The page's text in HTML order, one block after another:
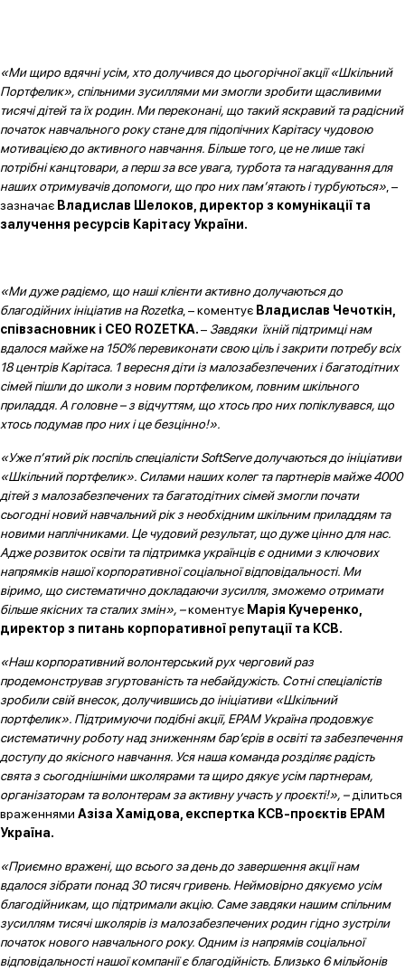
«Ми щиро вдячні усім, хто долучився до цьогорічної акції «Шкільний
Портфелик», спільними зусиллями ми змогли зробити щасливими
тисячі дітей та їх родин. Ми переконані, що такий яскравий та радісний
початок навчального року стане для підопічних Карітасу чудовою
мотивацією до активного навчання. Більше того, це не лише такі
потрібні канцтовари, а перш за все увага, турбота та нагадування для
наших отримувачів допомоги, що про них пам’ятають і турбуються» , –
зазначає Владислав Шелоков, директор з комунікації та
залучення ресурсів Карітасу України.
«Ми дуже радіємо, що наші клієнти активно долучаються до
благодійних ініціатив на Rozetka, – коментує Владислав Чечоткін,
співзасновник і CEO ROZETKA.– Завдяки їхній підтримці нам
вдалося майже на 150% перевиконати свою ціль і закрити потребу всіх
18 центрів Карітаса. 1 вересня діти із малозабезпечених і багатодітних
сімей пішли до школи з новим портфеликом, повним шкільного
приладдя. А головне – з відчуттям, що хтось про них попіклувався, що
хтось подумав про них і це безцінно!».
«Уже п’ятий рік поспіль спеціалісти SoftServe долучаються до ініціативи
«Шкільний портфелик». Силами наших колег та партнерів майже 4000
дітей з малозабезпечених та багатодітних сімей змогли почати
сьогодні новий навчальний рік з необхідним шкільним приладдям та
новими наплічниками. Це чудовий результат, що дуже цінно для нас.
Адже розвиток освіти та підтримка українців є одними з ключових
напрямків нашої корпоративної соціальної відповідальності. Ми
віримо, що систематично докладаючи зусилля, зможемо отримати
більше якісних та сталих змін», –коментує Марія Кучеренко,
директор з питань корпоративної репутації та КСВ.
«Наш корпоративний волонтерський рух черговий раз
продемонстрував згуртованість та небайдужість. Сотні спеціалістів
зробили свій внесок, долучившись до ініціативи «Шкільний
портфелик». Підтримуючи подібні акції, ЕРАМ Україна продовжує
систематичну роботу над зниженням бар’єрів в освіті та забезпечення
доступу до якісного навчання. Уся наша команда розділяє радість
свята з сьогоднішніми школярами та щиро дякує усім партнерам,
організаторам та волонтерам за активну участь у проєкті!», –ділиться
враженнями Азіза Хамідова, експертка КСВ-проєктів ЕРАМ
Україна.
«Приємно вражені, що всього за день до завершення акції нам
вдалося зібрати понад 30 тисяч гривень. Неймовірно дякуємо усім
благодійникам, що підтримали акцію. Саме завдяки нашим спільним
зусиллям тисячі школярів із малозабезпечених родин гідно зустріли
початок нового навчального року. Одним із напрямів соціальної
відповідальності нашої компанії є благодійність. Близько 6 мільйонів